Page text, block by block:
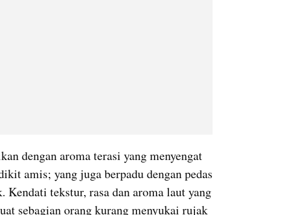
dengan aroma terasi yang menyengat
amis; yang juga berpadu dengan pedas
tekstur, rasa dan aroma laut yang
sebagian orang kurang menyukai rujak